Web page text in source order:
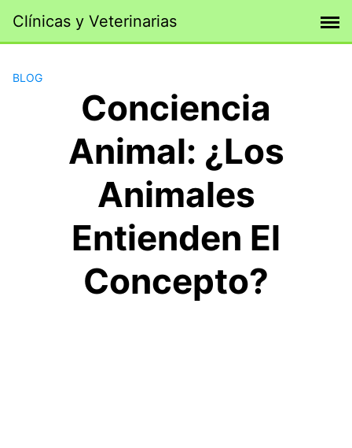
contenido
Clínicas y Veterinarias
BLOG
Conciencia
Animal: ¿Los
Animales
Entienden El
Concepto?